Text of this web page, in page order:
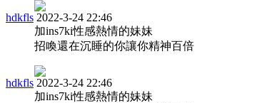
hdkfls 2022-3-24 22:46
加ins7ki性感熱情的妹妹
招喚還在沉睡的你讓你精神百倍
hdkfls 2022-3-24 22:46
加ins7ki性感熱情的妹妹